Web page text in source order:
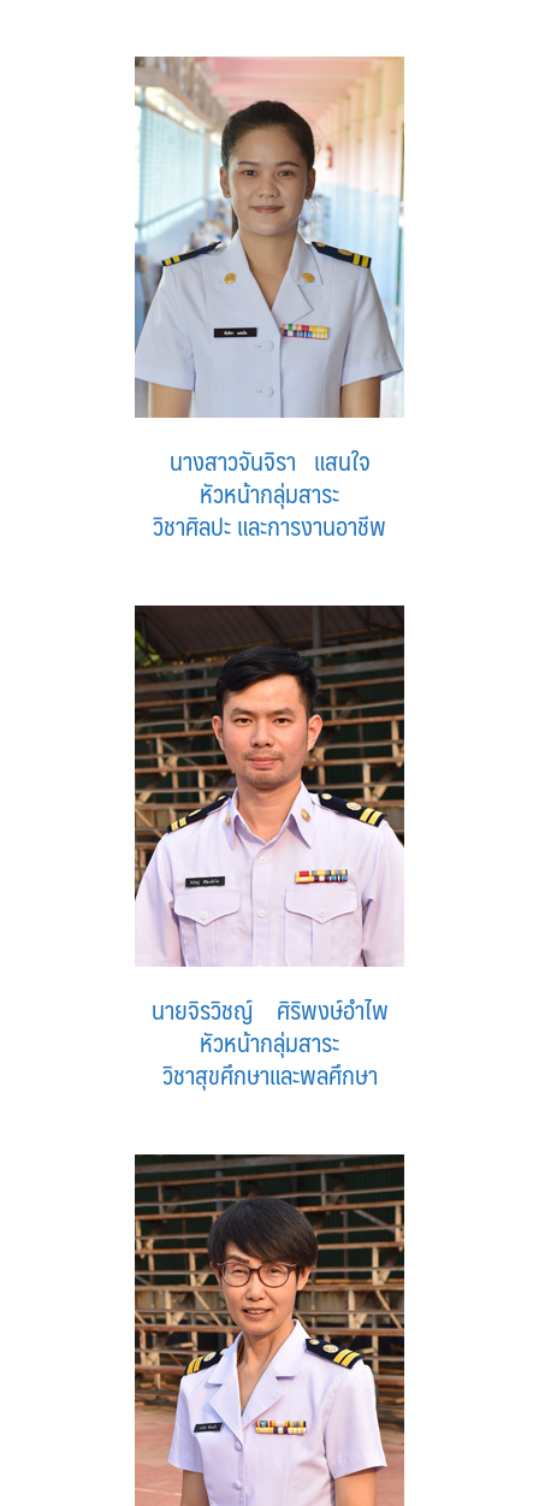
นางสาวจันจิรา แสนใจ
หัวหน้ากลุ่มสาระ
วิชาศิลปะ และการงานอาชีพ
นายจิรวิชญ์ ศิริพงษ์อำไพ
หัวหน้ากลุ่มสาระ
วิชาสุขศึกษาและพลศึกษา